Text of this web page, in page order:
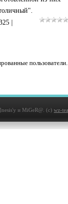
|
пользователи.
и MiGeR@. (с) wz-